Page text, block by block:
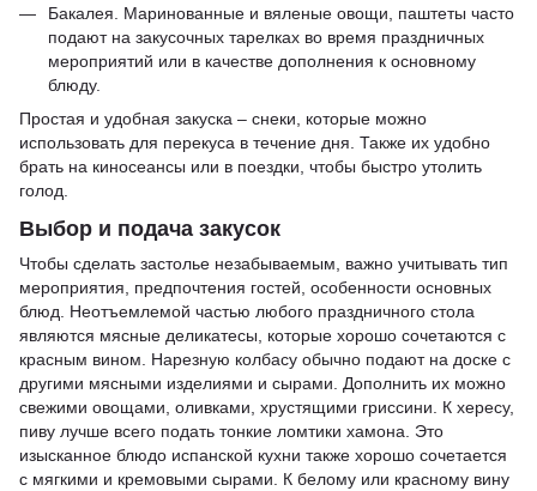
Бакалея. Маринованные и вяленые овощи, паштеты часто
подают на закусочных тарелках во время праздничных
мероприятий или в качестве дополнения к основному
блюду.
Простая и удобная закуска – снеки, которые можно
использовать для перекуса в течение дня. Также их удобно
брать на киносеансы или в поездки, чтобы быстро утолить
голод.
Выбор и подача закусок
Чтобы сделать застолье незабываемым, важно учитывать тип
мероприятия, предпочтения гостей, особенности основных
блюд. Неотъемлемой частью любого праздничного стола
являются мясные деликатесы, которые хорошо сочетаются с
красным вином. Нарезную колбасу обычно подают на доске с
другими мясными изделиями и сырами. Дополнить их можно
свежими овощами, оливками, хрустящими гриссини. К хересу,
пиву лучше всего подать тонкие ломтики хамона. Это
изысканное блюдо испанской кухни также хорошо сочетается
с мягкими и кремовыми сырами. К белому или красному вину